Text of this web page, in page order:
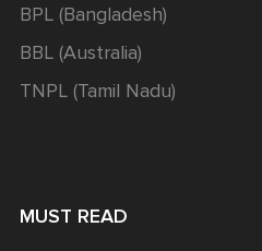
BPL (Bangladesh)
BBL (Australia)
TNPL (Tamil Nadu)
MUST READ